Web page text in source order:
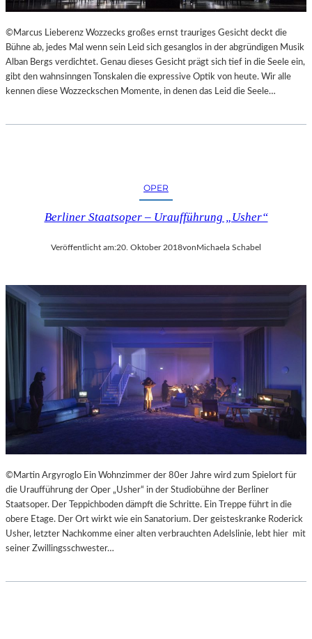
L
S
Ä
U
L
E
G
©Marcus Lieberenz Wozzecks großes ernst trauriges Gesicht deckt die
Bühne ab, jedes Mal wenn sein Leid sich gesanglos in der abgründigen Musik
Alban Bergs verdichtet. Genau dieses Gesicht prägt sich tief in die Seele ein,
gibt den wahnsinngen Tonskalen die expressive Optik von heute. Wir alle
kennen diese Wozzeckschen Momente, in denen das Leid die Seele…
OPER
Berliner Staatsoper – Uraufführung „Usher“
Veröffentlicht am:20. Oktober 2018vonMichaela Schabel
©Martin Argyroglo Ein Wohnzimmer der 80er Jahre wird zum Spielort für
die Uraufführung der Oper „Usher“ in der Studiobühne der Berliner
Staatsoper. Der Teppichboden dämpft die Schritte. Ein Treppe führt in die
obere Etage. Der Ort wirkt wie ein Sanatorium. Der geisteskranke Roderick
Usher, letzter Nachkomme einer alten verbrauchten Adelslinie, lebt hier mit
seiner Zwillingsschwester…